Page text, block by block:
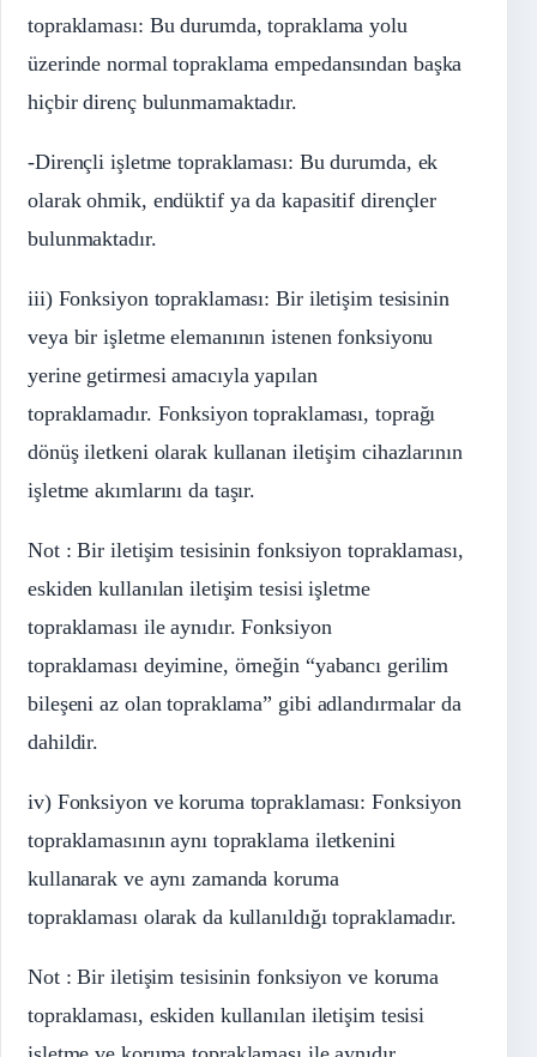
topraklaması: Bu durumda, topraklama yolu
üzerinde normal topraklama empedansından başka
hiçbir direnç bulunmamaktadır.
-Dirençli işletme topraklaması: Bu durumda, ek
olarak ohmik, endüktif ya da kapasitif dirençler
bulunmaktadır.
iii) Fonksiyon topraklaması: Bir iletişim tesisinin
veya bir işletme elemanının istenen fonksiyonu
yerine getirmesi amacıyla yapılan
topraklamadır. Fonksiyon topraklaması, toprağı
dönüş iletkeni olarak kullanan iletişim cihazlarının
işletme akımlarını da taşır.
Not : Bir iletişim tesisinin fonksiyon topraklaması,
eskiden kullanılan iletişim tesisi işletme
topraklaması ile aynıdır. Fonksiyon
topraklaması deyimine, örneğin “yabancı gerilim
bileşeni az olan topraklama” gibi adlandırmalar da
dahildir.
iv) Fonksiyon ve koruma topraklaması: Fonksiyon
topraklamasının aynı topraklama iletkenini
kullanarak ve aynı zamanda koruma
topraklaması olarak da kullanıldığı topraklamadır.
Not : Bir iletişim tesisinin fonksiyon ve koruma
topraklaması, eskiden kullanılan iletişim tesisi